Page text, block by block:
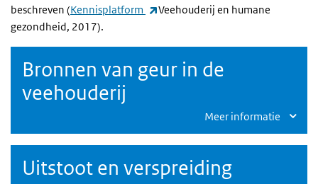
beschreven (Kennisplatform (externe link)
Veehouderij en humane
gezondheid, 2017).
Bronnen van geur in de
veehouderij
Meer informatie
Uitstoot en verspreiding